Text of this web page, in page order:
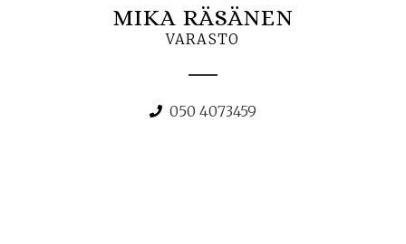
MIKA RÄSÄNEN
VARASTO
050 4073459